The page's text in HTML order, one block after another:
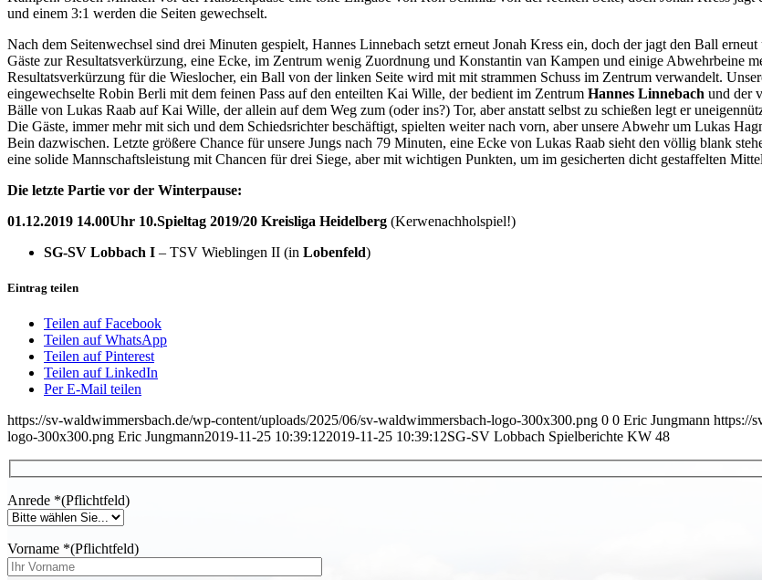
und einem 3:1 werden die Seiten gewechselt.
Nach dem Seitenwechsel sind drei Minuten gespielt, Hannes Linnebach setzt erneut Jonah Kress ein, doch der jagt den Ball
Gäste zur Resultatsverkürzung, eine Ecke, im Zentrum wenig Zuordnung und Konstantin van Kampen und einige Abwehrbeine
Resultatsverkürzung für die Wieslocher, ein Ball von der linken Seite wird mit mit strammen Schuss im Zentrum verwandelt.
eingewechselte Robin Berli mit dem feinen Pass auf den enteilten Kai Wille, der bedient im Zentrum Hannes Linnebach und der
Bälle von Lukas Raab auf Kai Wille, der allein auf dem Weg zum (oder ins?) Tor, aber anstatt selbst zu schießen legt er
Die Gäste, immer mehr mit sich und dem Schiedsrichter beschäftigt, spielten weiter nach vorn, aber unsere Abwehr um Lukas
Bein dazwischen. Letzte größere Chance für unsere Jungs nach 79 Minuten, eine Ecke von Lukas Raab sieht den völlig blank
eine solide Mannschaftsleistung mit Chancen für drei Siege, aber mit wichtigen Punkten, um im gesicherten dicht gestaffelten
Die letzte Partie vor der Winterpause:
01.12.2019 14.00Uhr 10.Spieltag 2019/20 Kreisliga Heidelberg (Kerwenachholspiel!)
SG-SV Lobbach I – TSV Wieblingen II (in Lobenfeld)
Eintrag teilen
Teilen auf Facebook
Teilen auf WhatsApp
Teilen auf Pinterest
Teilen auf LinkedIn
Per E-Mail teilen
https://sv-waldwimmersbach.de/wp-content/uploads/2025/06/sv-waldwimmersbach-logo-300x300.png 0 0 Eric Jungmann https://
logo-300x300.png Eric Jungmann2019-11-25 10:39:122019-11-25 10:39:12SG-SV Lobbach Spielberichte KW 48
Anrede *(Pflichtfeld)
Vorname *(Pflichtfeld)